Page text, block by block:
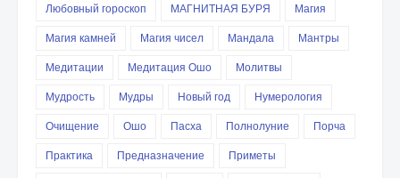
Любовный гороскоп
МАГНИТНАЯ БУРЯ
Магия
Магия камней
Магия чисел Мандала
Мантры
Медитации
Медитация Ошо
Молитвы
Мудрость
Мудры Новый год
Нумерология
Очищение
Ошо Пасха Полнолуние
Порча
Практика
Предназначение
Приметы